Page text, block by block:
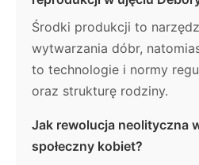
Środki produkcji to
wytwarzania dóbr,
to technologie i normy
oraz strukturę rodziny.
Jak rewolucja neolityczna
społeczny kobiet?